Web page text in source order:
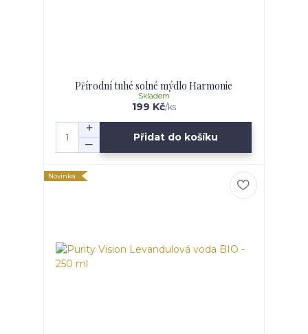
Přírodní tuhé solné mýdlo Harmonie
199 Kč/ks
Skladem
Přidat do košíku
Novinka